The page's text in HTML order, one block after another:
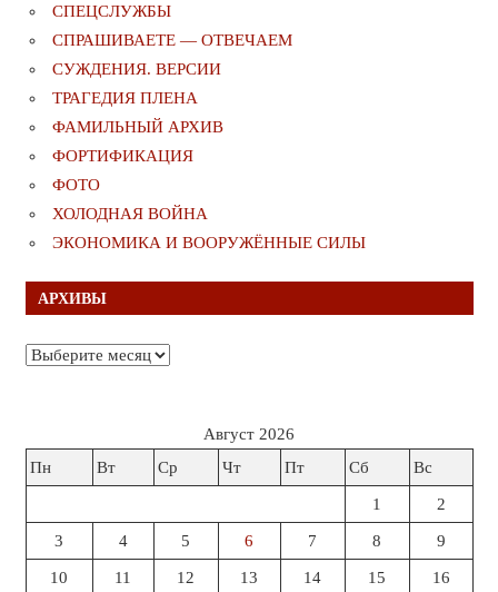
СПЕЦСЛУЖБЫ
СПРАШИВАЕТЕ — ОТВЕЧАЕМ
СУЖДЕНИЯ. ВЕРСИИ
ТРАГЕДИЯ ПЛЕНА
ФАМИЛЬНЫЙ АРХИВ
ФОРТИФИКАЦИЯ
ФОТО
ХОЛОДНАЯ ВОЙНА
ЭКОНОМИКА И ВООРУЖЁННЫЕ СИЛЫ
АРХИВЫ
Архивы
Август 2026
Пн
Вт Ср Чт Пт Сб Вс
1 2
3 4 5 6 7 8 9
10 11 12 13 14 15 16